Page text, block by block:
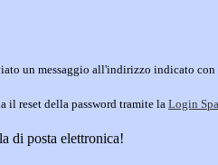
un messaggio all'indirizzo indicato con
il reset della password tramite la Login
di posta elettronica!